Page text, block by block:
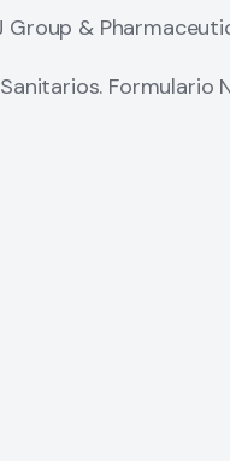
&
Formulario